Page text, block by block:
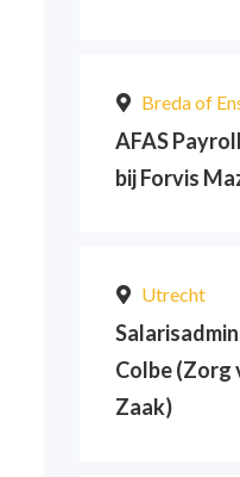
Breda of
AFAS
bij Forvis
Utrecht
Colbe (Zorg
Zaak)